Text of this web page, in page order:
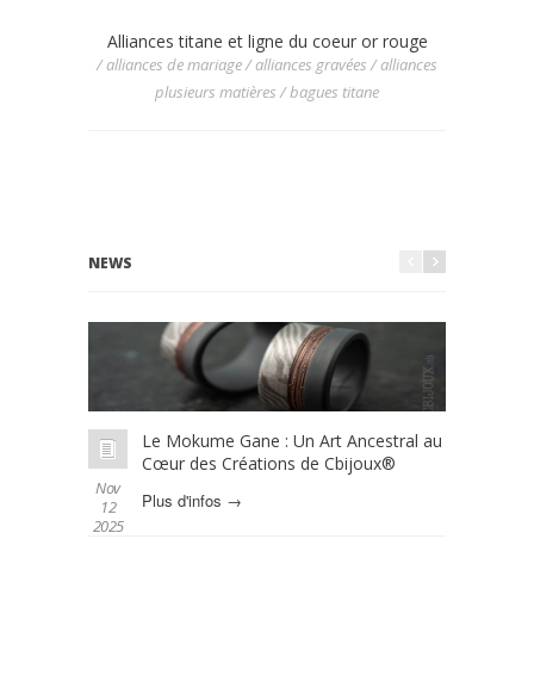
Alliances titane et ligne du coeur or rouge
/ alliances de mariage / alliances gravées / alliances
plusieurs matières / bagues titane
NEWS
Nov
12
2025
Le Mokume Gane : Un Art Ancestral au
Cœur des Créations de Cbijoux®
Plus d'infos →